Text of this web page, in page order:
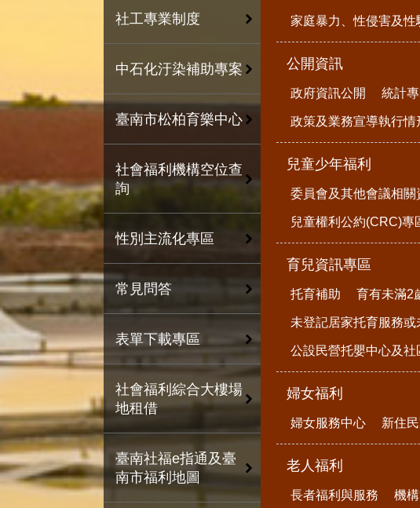
社工專業制度
中石化汙染補助專案
臺南市松柏育樂中心
社會福利機構空位查
詢
性別主流化專區
常見問答
表單下載專區
社會福利綜合大樓場
地租借
臺南社福e指通及臺
南市福利地圖
家庭暴力、性侵害及
公開資訊
政府資訊公開 統計
政策及業務宣導執行情
兒童少年福利
委員會及其他會議相關
兒童權利公約(CRC)專
育兒資訊專區
托育補助 育有未滿2
未登記居家托育服務
公設民營托嬰中心及社
婦女福利
婦女服務中心 新住
老人福利
長者福利與服務 機